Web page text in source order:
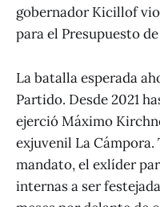
gobernador Kicillof
para el Presupuesto
La batalla esperada
Partido. Desde 2021
ejerció Máximo
exjuvenil La
mandato, el exlíder
internas a ser